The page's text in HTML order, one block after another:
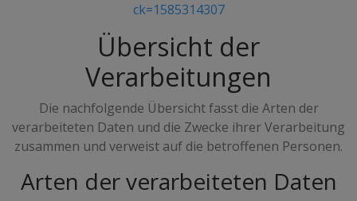
ck=1585314307
Übersicht der
Verarbeitungen
Die nachfolgende Übersicht fasst die Arten der
verarbeiteten Daten und die Zwecke ihrer Verarbeitung
zusammen und verweist auf die betroffenen Personen.
Arten der verarbeiteten Daten